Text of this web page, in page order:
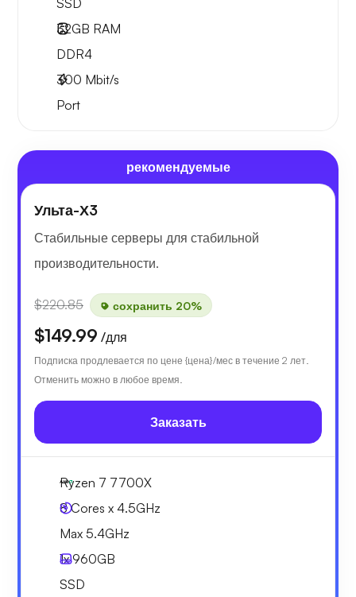
SSD
32GB RAM
DDR4
300 Mbit/s
Port
рекомендуемые
Ульта-Х3
Стабильные серверы для стабильной
производительности.
$220.85 сохранить 20%
$149.99 /для
Подписка продлевается по цене {цена}/мес в течение 2 лет.
Отменить можно в любое время.
Заказать
Ryzen 7 7700X
8 Cores x 4.5GHz
Max 5.4GHz
1x960GB
SSD